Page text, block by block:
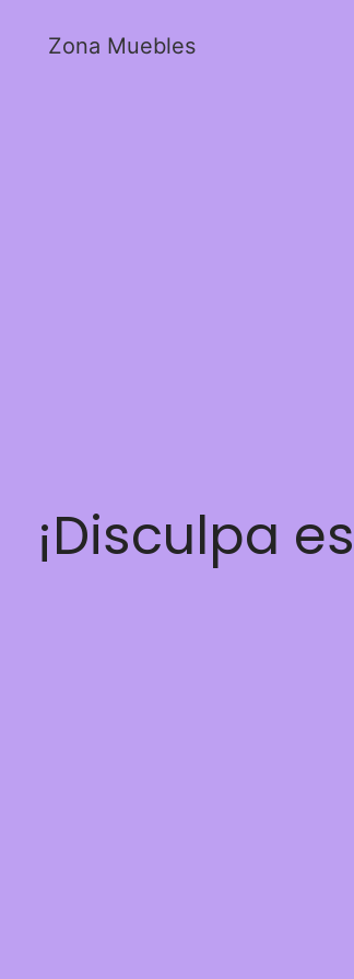
Zona Muebles
¡Disculpa